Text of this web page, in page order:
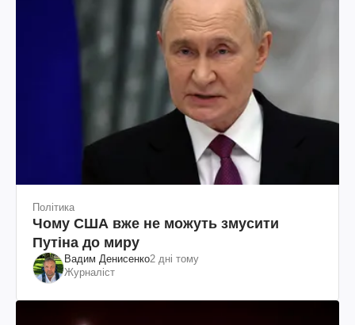
Політика
Чому США вже не можуть змусити
Путіна до миру
Вадим Денисенко2 дні тому
Журналіст